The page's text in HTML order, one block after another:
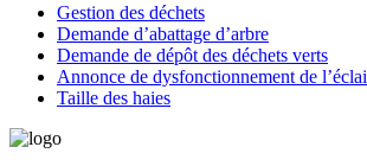
Gestion des déchets
Demande d’abattage d’arbre
Demande de dépôt des déchets verts
Annonce de dysfonctionnement de
Taille des haies